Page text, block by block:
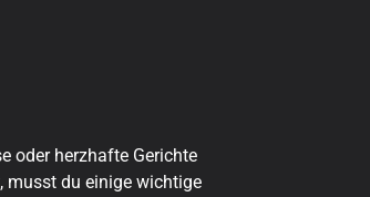
oder herzhafte Gerichte
musst du einige wichtige